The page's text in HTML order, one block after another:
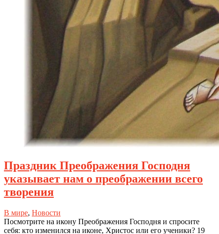
Праздник Преображения Господня
указывает нам о преображении всего
творения
В мире, Новости
Посмотрите на икону Преображения Господня и спросите
себя: кто изменился на иконе, Христос или его ученики? 19